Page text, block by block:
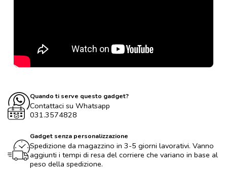
Quando ti serve questo gadget?
Contattaci su Whatsapp
031.3574828
Gadget senza personalizzazione
Spedizione da magazzino in 3-5 giorni lavorativi. Vanno
aggiunti i tempi di resa del corriere che variano in base al
peso della spedizione.